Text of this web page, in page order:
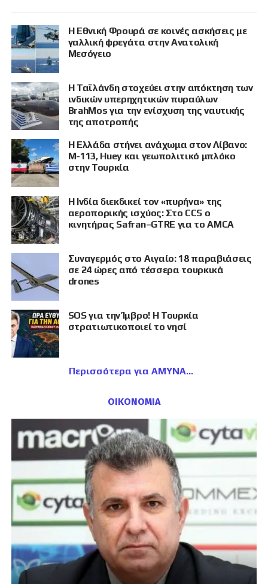
Η Εθνική Φρουρά σε κοινές ασκήσεις με
γαλλική φρεγάτα στην Ανατολική
Μεσόγειο
Η Ταϊλάνδη στοχεύει στην απόκτηση των
ινδικών υπερηχητικών πυραύλων
BrahMos για την ενίσχυση της ναυτικής
της αποτροπής
Η Ελλάδα στήνει ανάχωμα στον Λίβανο:
M-113, Huey και γεωπολιτικό μπλόκο
στην Τουρκία
Η Ινδία διεκδικεί τον «πυρήνα» της
αεροπορικής ισχύος: Στο CCS ο
κινητήρας Safran–GTRE για το AMCA
Συναγερμός στο Αιγαίο: 18 παραβιάσεις
σε 24 ώρες από τέσσερα τουρκικά
drones
SOS για την Ίμβρο! Η Τουρκία
στρατιωτικοποιεί το νησί
Περισσότερα για ΑΜΥΝΑ
ΟΙΚΟΝΟΜΙΑ